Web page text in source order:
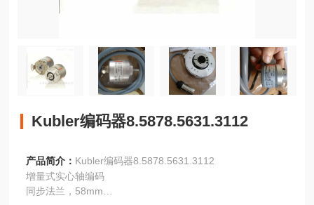
Kubler编码器8.5878.5631.3112
产品简介： Kubler编码器8.5878.5631.3112
增量式实心轴编码
同步法兰，58mm